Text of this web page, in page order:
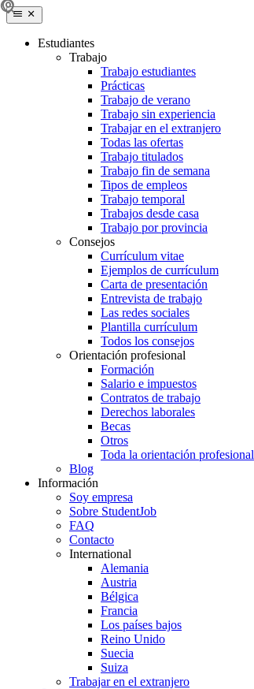
Estudiantes
Trabajo
Trabajo estudiantes
Prácticas
Trabajo de verano
Trabajo sin experiencia
Trabajar en el extranjero
Todas las ofertas
Trabajo titulados
Trabajo fin de semana
Tipos de empleos
Trabajo temporal
Trabajos desde casa
Trabajo por provincia
Consejos
Currículum vitae
Ejemplos de currículum
Carta de presentación
Entrevista de trabajo
Las redes sociales
Plantilla currículum
Todos los consejos
Orientación profesional
Formación
Salario e impuestos
Contratos de trabajo
Derechos laborales
Becas
Otros
Toda la orientación profesional
Blog
Información
Soy empresa
Sobre StudentJob
FAQ
Contacto
International
Alemania
Austria
Bélgica
Francia
Los países bajos
Reino Unido
Suecia
Suiza
Trabajar en el extranjero